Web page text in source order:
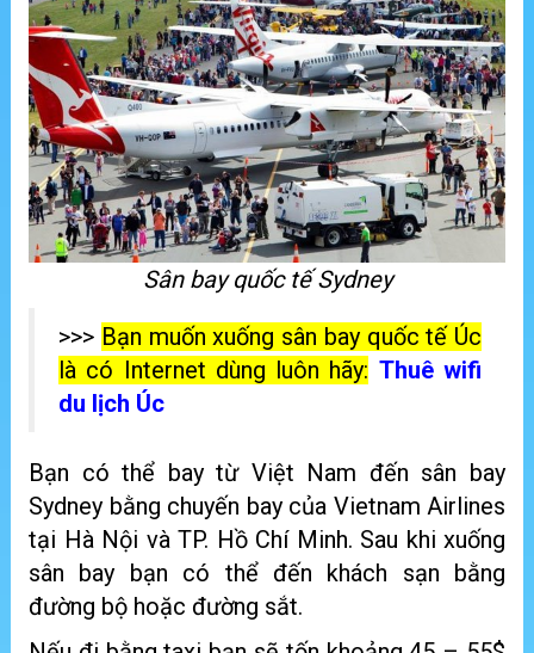
Sân bay quốc tế Sydney
>>> Bạn muốn xuống sân bay quốc tế Úc
là có Internet dùng luôn hãy: Thuê wifi
du lịch Úc
Bạn có thể bay từ Việt Nam đến sân bay
Sydney bằng chuyến bay của Vietnam Airlines
tại Hà Nội và TP. Hồ Chí Minh. Sau khi xuống
sân bay bạn có thể đến khách sạn bằng
đường bộ hoặc đường sắt.